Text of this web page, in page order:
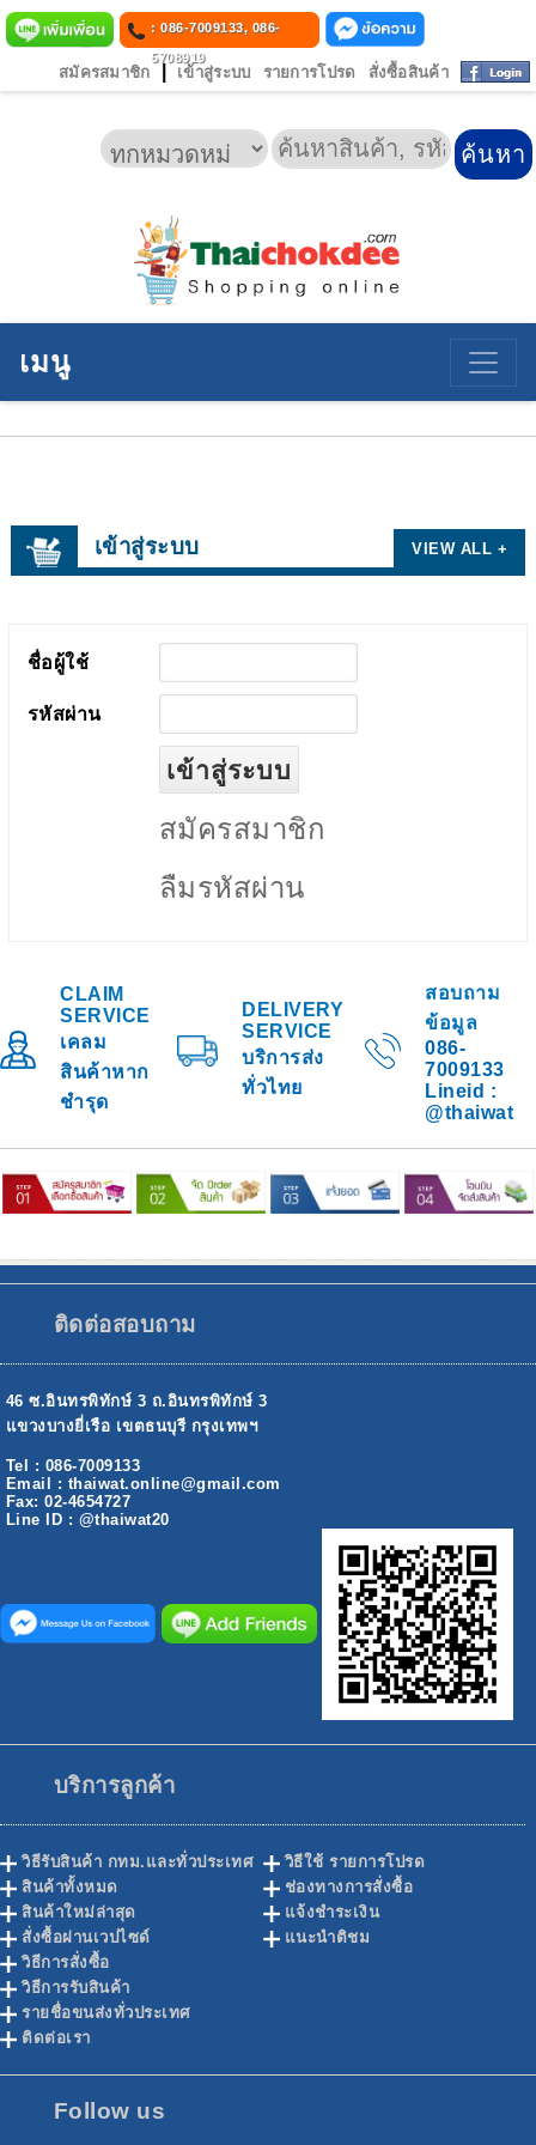
: 086-7009133, 086-
5708919
สมัครสมาชิก เข้าสู่ระบบ รายการโปรด สั่งซื้อสินค้า
เมนู
เข้าสู่ระบบ VIEW ALL +
ชื่อผู้ใช้
รหัสผ่าน
สมัครสมาชิก
ลืมรหัสผ่าน
CLAIM
SERVICE
เคลม
สินค้าหาก
ชำรุด
DELIVERY
SERVICE
บริการส่ง
ทั่วไทย
สอบถาม
ข้อมูล
086-
7009133
Lineid :
@thaiwat
ติดต่อสอบถาม
46 ซ.อินทรพิทักษ์ 3 ถ.อินทรพิทักษ์ 3
แขวงบางยี่เรือ เขตธนบุรี กรุงเทพฯ
Tel : 086-7009133
Email : thaiwat.online@gmail.com
Fax: 02-4654727
Line ID : @thaiwat20
บริการลูกค้า
วิธีรับสินค้า กทม.และทั่วประเทศ
สินค้าทั้งหมด
สินค้าใหม่ล่าสุด
สั่งซื้อผ่านเวปไซด์
วิธีการสั่งซื้อ
วิธีการรับสินค้า
รายชื่อขนส่งทั่วประเทศ
ติดต่อเรา
วิธีใช้ รายการโปรด
ช่องทางการสั่งซื้อ
แจ้งชำระเงิน
แนะนำติชม
Follow us